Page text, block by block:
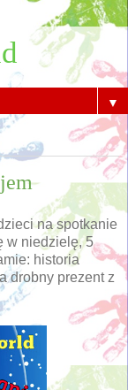
▼
na spotkanie
w niedzielę, 5
historia
drobny prezent z